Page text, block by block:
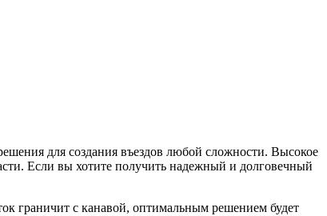
для создания въездов любой сложности. Высокое
Если вы хотите получить надежный и долговечный
граничит с канавой, оптимальным решением будет